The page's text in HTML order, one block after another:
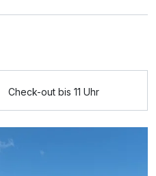
p.P. ab509,00 €
Check-out bis 11 Uhr